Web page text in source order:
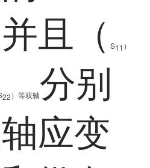
且（ S11 ）
22）等双轴分别
应变